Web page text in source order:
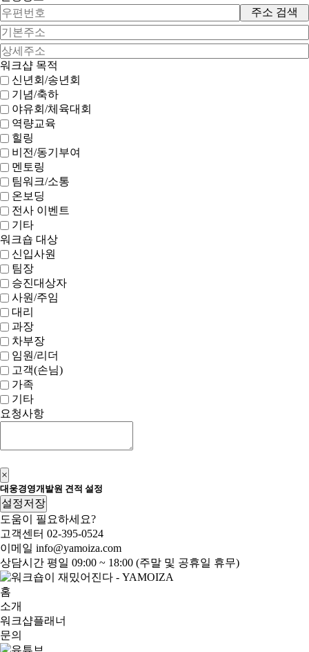
주소 검색
워크샵 목적
신년회/송년회
기념/축하
야유회/체육대회
역량교육
힐링
비전/동기부여
멘토링
팀워크/소통
온보딩
전사 이벤트
기타
워크숍 대상
신입사원
팀장
승진대상자
사원/주임
대리
과장
차부장
임원/리더
고객(손님)
가족
기타
요청사항
×
대웅경영개발원 견적 설정
설정저장
도움이 필요하세요?
고객센터 02-395-0524
이메일 info@yamoiza.com
상담시간 평일 09:00 ~ 18:00 (주말 및 공휴일 휴무)
홈
소개
워크샵플래너
문의